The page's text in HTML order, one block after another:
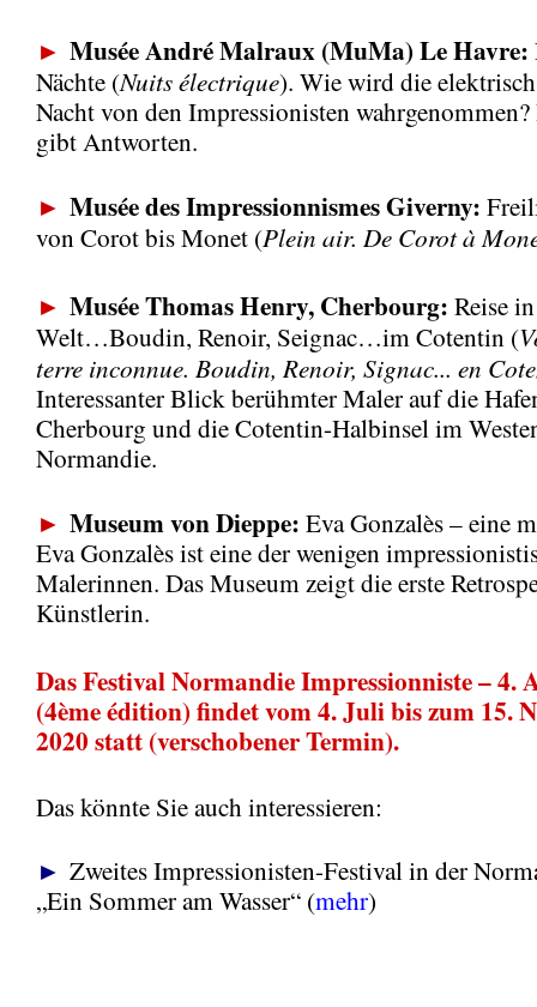
► Musée André Malraux (MuMa) Le Havre:
Nächte (Nuits électrique). Wie wird die
Nacht von den Impressionisten
gibt Antworten.
► Musée des Impressionnismes Giverny:
von Corot bis Monet (Plein air. De Corot à
► Musée Thomas Henry, Cherbourg: Reise
Welt…Boudin, Renoir, Seignac…im Cotentin (
terre inconnue. Boudin, Renoir, Signac... en
Interessanter Blick berühmter Maler auf die
Cherbourg und die Cotentin-Halbinsel im
Normandie.
► Museum von Dieppe: Eva Gonzalès – eine
Eva Gonzalès ist eine der wenigen
Malerinnen. Das Museum zeigt die erste
Künstlerin.
Das Festival Normandie Impressionniste – 4.
(4ème édition) findet vom 4. Juli bis zum 15.
2020 statt (verschobener Termin).
Das könnte Sie auch interessieren:
► Zweites Impressionisten-Festival in der
„Ein Sommer am Wasser“ (mehr)